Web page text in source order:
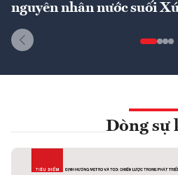
nguyên nhân nước suối
Dòng sự